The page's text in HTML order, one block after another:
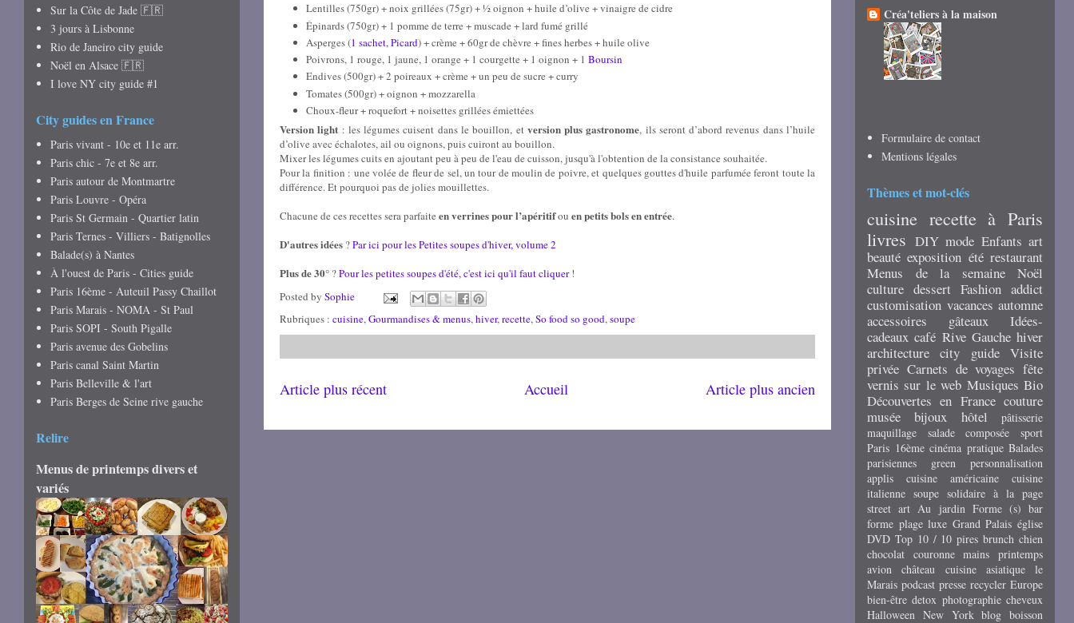
Lentilles (750gr) + noix grillées (75gr) + ½ oignon + huile d’olive + vinaigre de cidre
Épinards (750gr) + 1 pomme de terre + muscade + lard fumé grillé
Asperges (1 sachet, Picard) + crème + 60gr de chèvre + fines herbes + huile olive
Poivrons, 1 rouge, 1 jaune, 1 orange + 1 courgette + 1 oignon + 1 Boursin
Endives (500gr) + 2 poireaux + crème + un peu de sucre + curry
Tomates (500gr) + oignon + mozzarella
Choux-fleur + roquefort + noisettes grillées émiettées
Version light : les légumes cuisent dans le bouillon, et version plus gastronome, ils seront d’abord revenus dans l’huile
d’olive avec échalotes, ail ou oignons, puis cuiront au bouillon.
Mixer les légumes cuits en ajoutant peu à peu de l'eau de cuisson, jusqu'à l'obtention de la consistance souhaitée.
Pour la finition : une volée de fleur de sel, un tour de moulin de poivre, et quelques gouttes d'huile parfumée feront toute la
différence. Et pourquoi pas de jolies mouillettes.
Chacune de ces recettes sera parfaite en verrines pour l’apéritifou en petits bols en entrée.
D'autres idées ?Par ici pour les Petites soupes d'hiver, volume 2
Plus de 30° ?Pour les petites soupes d'été, c'est ici qu'il faut cliquer!
Posted by Sophie
Rubriques : cuisine,Gourmandises & menus,hiver,recette,So food so good,soupe
Article plus récent Article plus ancien
Accueil
Sur la Côte de Jade 🇫🇷
3 jours à Lisbonne
Rio de Janeiro city guide
Noël en Alsace 🇫🇷
I love NY city guide #1
City guides en France
Paris vivant - 10e et 11e arr.
Paris chic - 7e et 8e arr.
Paris autour de Montmartre
Paris Louvre - Opéra
Paris St Germain - Quartier latin
Paris Ternes - Villiers - Batignolles
Balade(s) à Nantes
À l'ouest de Paris - Cities guide
Paris 16ème - Auteuil Passy Chaillot
Paris Marais - NOMA - St Paul
Paris SOPI - South Pigalle
Paris avenue des Gobelins
Paris canal Saint Martin
Paris Belleville & l'art
Paris Berges de Seine rive gauche
Relire
Menus de printemps divers et
variés
Créa'teliers à la maison
Formulaire de contact
Mentions légales
Thèmes et mot-clés
cuisine recette à Paris
livres DIY mode Enfants art
beauté exposition été restaurant
Menus de la semaine
Noël
culture dessert Fashion addict
customisation vacances automne
accessoires
gâteaux
Idées-
cadeaux café Rive Gauche hiver
architecture city guide Visite
privée Carnets de voyages fête
vernis sur le web Musiques Bio
Découvertes en France couture
musée
bijoux hôtel
pâtisserie
maquillage
salade composée
sport
Paris 16ème cinéma pratique Balades
parisiennes
green
personnalisation
applis
cuisine américaine
cuisine
italienne soupe solidaire à la page
street art Au jardin Forme (s) bar
forme plage luxe Grand Palais église
DVD Top 10 / 10 pires brunch chien
chocolat couronne mains printemps
avion
château cuisine asiatique
le
Marais podcast presse recycler Europe
bien-être detox photographie cheveux
Halloween New York blog boisson